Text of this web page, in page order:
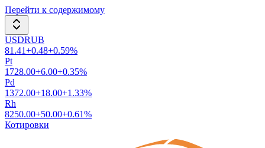
Перейти к содержимому
USDRUB
81.41+0.48+0.59%
Pt
1728.00+6.00+0.35%
Pd
1372.00+18.00+1.33%
Rh
8250.00+50.00+0.61%
Котировки